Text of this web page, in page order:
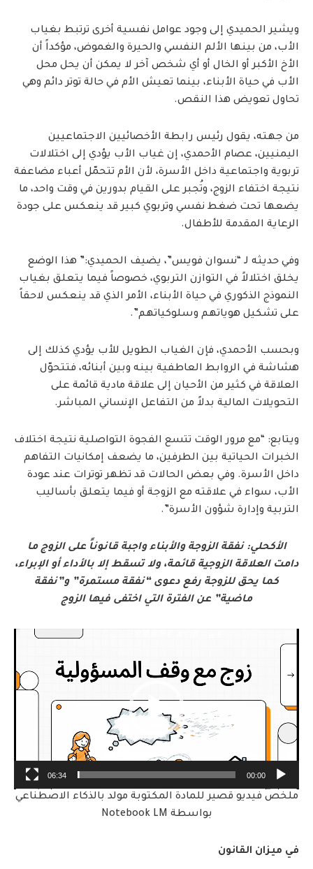
ويشير الحميدي إلى وجود عوامل نفسية أخرى ترتبط بغياب
الأب، من بينها الألم النفسي والحيرة والغموض، مؤكداً أن
الأخ الأكبر أو الخال أو أي شخص آخر لا يمكن أن يحل محل
الأب في حياة الأبناء، بينما تعيش الأم في حالة توتر دائم وهي
تحاول تعويض هذا النقص.
من جهته، يقول رئيس رابطة الأخصائيين الاجتماعيين
اليمنيين، عصام الأحمدي، إن غياب الأب يؤدي إلى اختلالات
تربوية واجتماعية داخل الأسرة، لأن الأم تتحمّل أعباء مضاعفة
نتيجة اختفاء الزوج، وتُجبر على القيام بدورين في وقت واحد، ما
يضعها تحت ضغط نفسي وتربوي كبير قد ينعكس على جودة
الرعاية المقدمة للأطفال.
وفي حديثه لـ “نسوان فويس”، يضيف الحميدي:” هذا الوضع
يخلق اختلالاً في التوازن التربوي، خصوصاً فيما يتعلق بغياب
النموذج الذكوري في حياة الأبناء، الأمر الذي قد ينعكس لاحقاً
على تشكيل هوياتهم وسلوكياتهم”.
وبحسب الأحمدي، فإن الغياب الطويل للأب يؤدي كذلك إلى
هشاشة في الروابط العاطفية بينه وبين أبنائه، فتتحوّل
العلاقة في كثير من الأحيان إلى علاقة مادية قائمة على
التحويلات المالية بدلاً من التفاعل الإنساني المباشر.
ويتابع: “مع مرور الوقت تتسع الفجوة التواصلية نتيجة اختلاف
الخبرات الحياتية بين الطرفين، ما يضعف إمكانيات التفاهم
داخل الأسرة. وفي بعض الحالات قد تظهر توترات عند عودة
الأب، سواء في علاقته مع الزوجة أو فيما يتعلق بأساليب
التربية وإدارة شؤون الأسرة”.
الأكحلي: نفقة الزوجة والأبناء واجبة قانوناً على الزوج ما
دامت العلاقة الزوجية قائمة، ولا تسقط إلا بالأداء أو الإبراء،
كما يحق للزوجة رفع دعوى “نفقة مستمرة” و”نفقة
ماضية” عن الفترة التي اختفى فيها الزوج
00:00
06:34
ملخص فيديو قصير للمادة المكتوبة مولد بالذكاء الاصطناعي
بواسطة Notebook LM
في ميزان القانون